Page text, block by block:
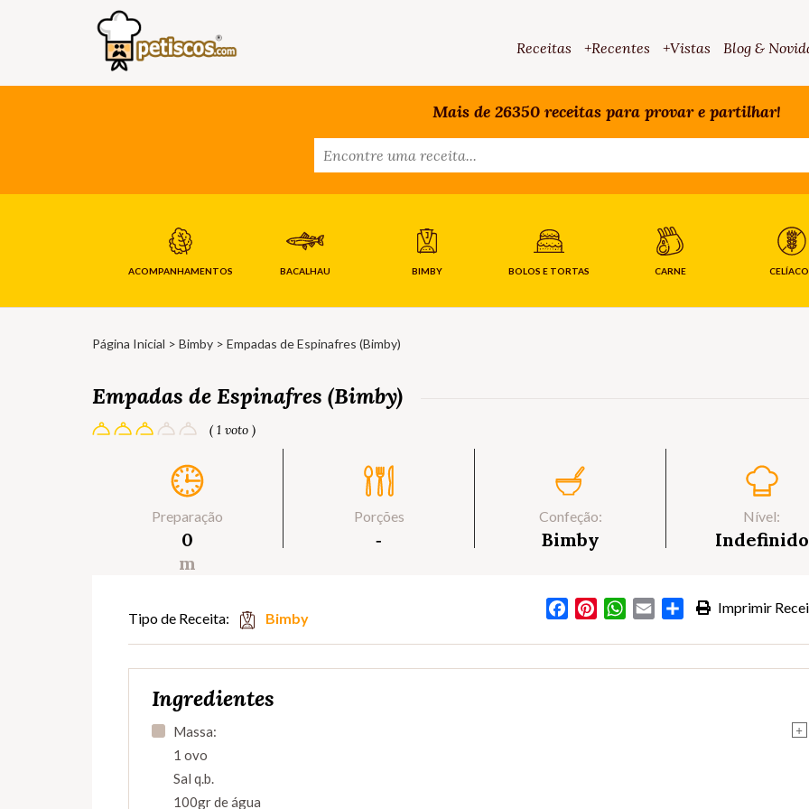
Receitas +Recentes +Vistas Blog &
Mais de 26350 receitas para provar e partilhar!
ACOMPANHAMENTOS BACALHAU BIMBY BOLOS E TORTAS CARNE
Página Inicial > Bimby > Empadas de Espinafres (Bimby)
Empadas de Espinafres (Bimby)
( 1 voto )
Preparação
0
m
Porções
‐
Confeção:
Bimby
Nível:
Indefinido
Imprimir
FacebookPinterestWhatsApp
Email Partilhar
Tipo de Receita: Bimby
Ingredientes
+
Massa:
1 ovo
Sal q.b.
100gr de água